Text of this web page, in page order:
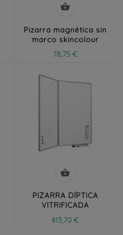

Pizarra magnética sin
marco skincolour
78,75 €

PIZARRA DÍPTICA
VITRIFICADA
413,70 €